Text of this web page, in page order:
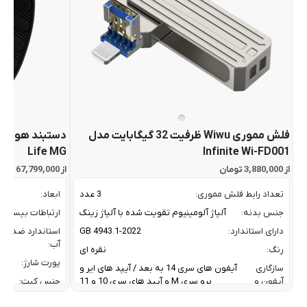
فلش مموری Wiwu ظرفیت 32 گیگابایت مدل
Infinite Wi-FD001
از 3,880,000 تومان
تعداد رابط فلش مموری:
3 عدد
جنس بدنه:
آلیاژ آلومینیوم تقویت شده با آلیاژ زینک
دارای استاندارد:
GB 4943.1-2022
رنگ:
نقره ای
سازگاری
آیفون و
آیفون های سری 14 به بعد / آیپد های ایر و
پرو سری M و آیپد های سری 10 و 11
Life MG
از 67,799,000 تومان
ابعاد:
ارتباطات بیسیم:
استاندارد ضد
آب:
پورت شارژ:
جنس کیت: